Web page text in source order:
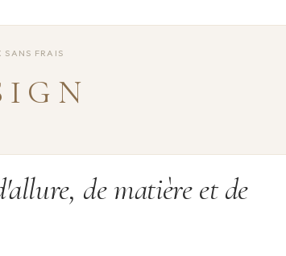
de matière et de